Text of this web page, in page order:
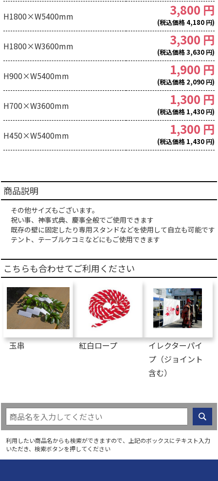
H1800×W5400mm 3,800 円
(税込価格 4,180 円)
H1800×W3600mm 3,300 円
(税込価格 3,630 円)
H900×W5400mm 1,900 円
(税込価格 2,090 円)
H700×W3600mm 1,300 円
(税込価格 1,430 円)
H450×W5400mm 1,300 円
(税込価格 1,430 円)
商品説明
その他サイズもございます。
祝い事、神事式典、慶事全般でご使用できます
既存の壁に固定したり専用スタンドなどを使用して自立も可能です
テント、テーブルケコミなどにもご使用できます
こちらも合わせてご利用ください
玉串 紅白ロープ
イレクターパイ
プ（ジョイント
含む）
利用したい商品名からも検索ができますので、上記のボックスにテキスト入力
いただき、検索ボタンを押してください